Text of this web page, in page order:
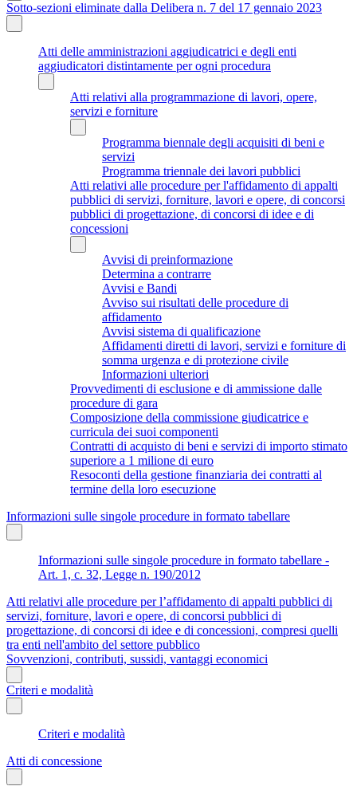
Sotto-sezioni eliminate dalla Delibera n. 7 del 17 gennaio 2023
Atti delle amministrazioni aggiudicatrici e degli enti
aggiudicatori distintamente per ogni procedura
Atti relativi alla programmazione di lavori, opere,
servizi e forniture
Programma biennale degli acquisiti di beni e
servizi
Programma triennale dei lavori pubblici
Atti relativi alle procedure per l'affidamento di appalti
pubblici di servizi, forniture, lavori e opere, di concorsi
pubblici di progettazione, di concorsi di idee e di
concessioni
Avvisi di preinformazione
Determina a contrarre
Avvisi e Bandi
Avviso sui risultati delle procedure di
affidamento
Avvisi sistema di qualificazione
Affidamenti diretti di lavori, servizi e forniture di
somma urgenza e di protezione civile
Informazioni ulteriori
Provvedimenti di esclusione e di ammissione dalle
procedure di gara
Composizione della commissione giudicatrice e
curricula dei suoi componenti
Contratti di acquisto di beni e servizi di importo stimato
superiore a 1 milione di euro
Resoconti della gestione finanziaria dei contratti al
termine della loro esecuzione
Informazioni sulle singole procedure in formato tabellare
Informazioni sulle singole procedure in formato tabellare -
Art. 1, c. 32, Legge n. 190/2012
Atti relativi alle procedure per l’affidamento di appalti pubblici di
servizi, forniture, lavori e opere, di concorsi pubblici di
progettazione, di concorsi di idee e di concessioni, compresi quelli
tra enti nell'ambito del settore pubblico
Sovvenzioni, contributi, sussidi, vantaggi economici
Criteri e modalità
Criteri e modalità
Atti di concessione